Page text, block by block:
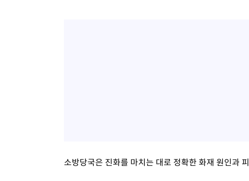
소방당국은 진화를 마치는 대로 정확한 화재 원인과